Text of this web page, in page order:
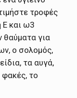
τροφές
Ε και ω3
θαύματα για
ο σολομός,
τα αυγά,
φακές, το